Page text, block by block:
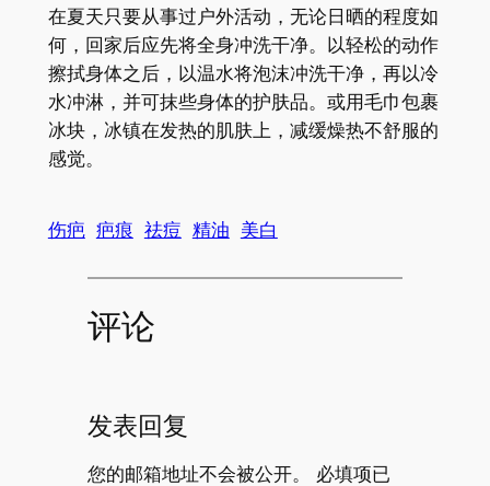
在夏天只要从事过户外活动，无论日晒的程度如
何，回家后应先将全身冲洗干净。以轻松的动作
擦拭身体之后，以温水将泡沫冲洗干净，再以冷
水冲淋，并可抹些身体的护肤品。或用毛巾包裹
冰块，冰镇在发热的肌肤上，减缓燥热不舒服的
感觉。
伤疤 疤痕 祛痘 精油 美白
评论
发表回复
您的邮箱地址不会被公开。
必填项已